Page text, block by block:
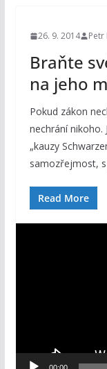
26. 9. 2014 Petr
Braňte
na jeho
Pokud zákon
nechrání nikoho.
„kauzy
samozřejmost,
Read More
e